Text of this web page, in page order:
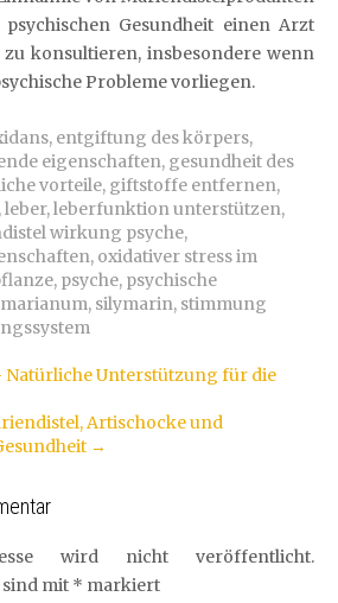
Gesundheit einen Arzt
konsultieren, insbesondere wenn
Probleme vorliegen.
, entgiftung des körpers,
eigenschaften, gesundheit des
vorteile, giftstoffe entfernen,
,leber,leberfunktion unterstützen,
wirkung psyche,
, oxidativer stress im
, psyche, psychische
, silymarin, stimmung
Natürliche Unterstützung für die
Artischocke und
→
wird nicht veröffentlicht.
mit * markiert